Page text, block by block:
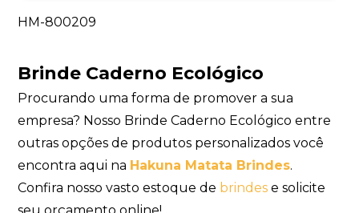
HM-800209
Brinde Caderno Ecológico
Procurando uma forma de promover a sua
empresa? Nosso Brinde Caderno Ecológico entre
outras opções de produtos personalizados você
encontra aqui na Hakuna Matata Brindes.
Confira nosso vasto estoque de brindes e solicite